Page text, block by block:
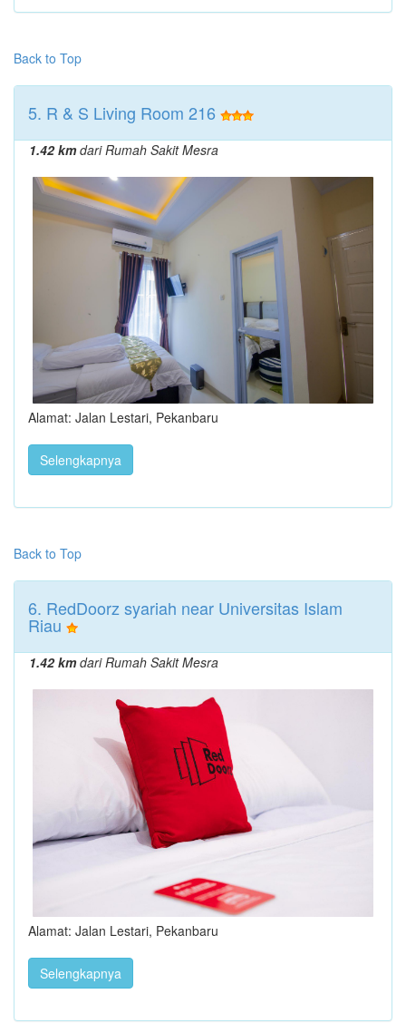
Back to Top
5. R & S Living Room 216
1.42 kmdari Rumah Sakit Mesra
Alamat: Jalan Lestari, Pekanbaru
Selengkapnya
Back to Top
6. RedDoorz syariah near Universitas Islam
Riau
1.42 kmdari Rumah Sakit Mesra
Alamat: Jalan Lestari, Pekanbaru
Selengkapnya